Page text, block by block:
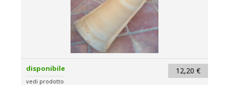
12,20 €
disponibile
vedi prodotto